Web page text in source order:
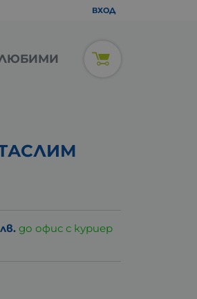
ВХОД
лв. до офис с куриер